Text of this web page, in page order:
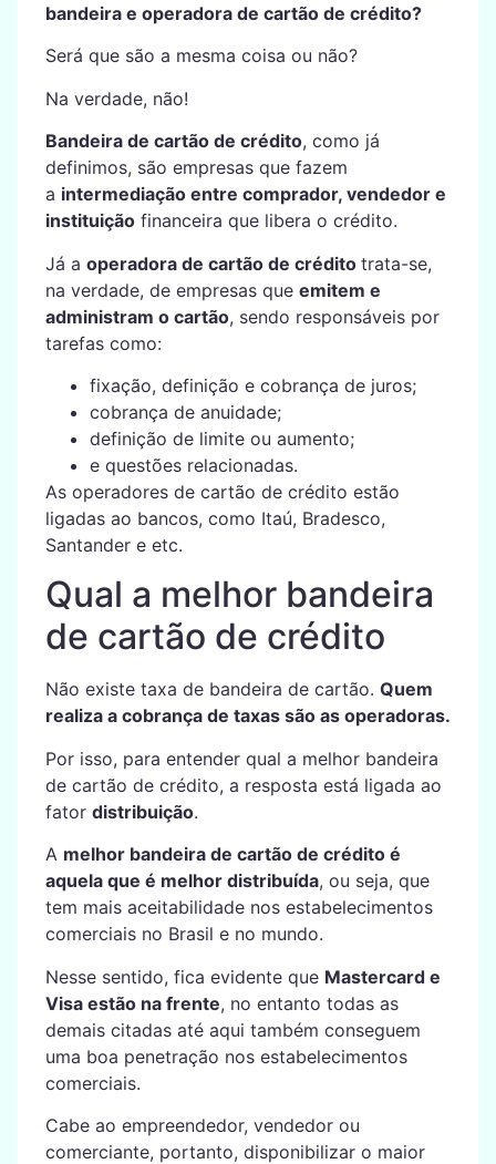
bandeira e operadora de cartão de crédito?
Será que são a mesma coisa ou não?
Na verdade, não!
Bandeira de cartão de crédito, como já
definimos, são empresas que fazem
a intermediação entre comprador, vendedor e
instituiçãofinanceira que libera o crédito.
Já a operadora de cartão de crédito trata-se,
na verdade, de empresas que emitem e
administram o cartão, sendo responsáveis por
tarefas como:
fixação, definição e cobrança de juros;
cobrança de anuidade;
definição de limite ou aumento;
e questões relacionadas.
As operadores de cartão de crédito estão
ligadas ao bancos, como Itaú, Bradesco,
Santander e etc.
Qual a melhor bandeira
de cartão de crédito
Não existe taxa de bandeira de cartão. Quem
realiza a cobrança de taxas são as operadoras.
Por isso, para entender qual a melhor bandeira
de cartão de crédito, a resposta está ligada ao
fator distribuição.
A melhor bandeira de cartão de crédito é
aquela que é melhor distribuída, ou seja, que
tem mais aceitabilidade nos estabelecimentos
comerciais no Brasil e no mundo.
Nesse sentido, fica evidente que Mastercard e
Visa estão na frente, no entanto todas as
demais citadas até aqui também conseguem
uma boa penetração nos estabelecimentos
comerciais.
Cabe ao empreendedor, vendedor ou
comerciante, portanto, disponibilizar o maior